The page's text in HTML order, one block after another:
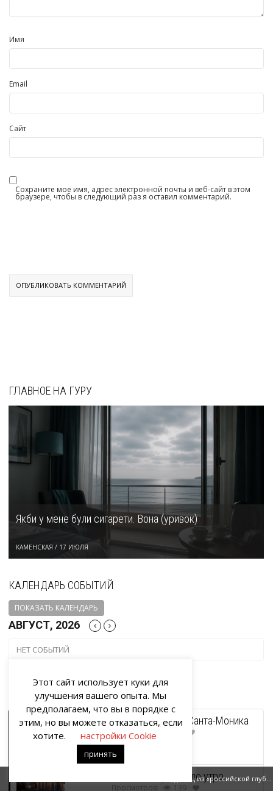
Младенец из «российской глубинки», при рождении потребовавший водки
Имя
Email
Сайт
Сохраните мое имя, адрес электронной почты и веб-сайт в этом
браузере, чтобы в следующий раз я оставил комментарий.
ГЛАВНОЕ НА ГУРУ
Якби у мене були сигарети. Вона (уривок)
КАМЕНСКАЯ / 17 ИЮЛЯ
КАЛЕНДАРЬ СОБЫТИЙ
ПОКАЗАТЬ КАЛЕНДАРЬ
АВГУСТ, 2026
НЕТ СОБЫТИЙ
ВЫБОР РЕДАКЦИИ
Фокусы судьбы. Санта-Моника
Просмотров:
И был вечер, и было утро
Просмотров: 139
Этот сайт использует куки для
улучшения вашего опыта. Мы
предполагаем, что вы в порядке с
этим, но вы можете отказаться, если
хотите.
настройки Cookie
принять